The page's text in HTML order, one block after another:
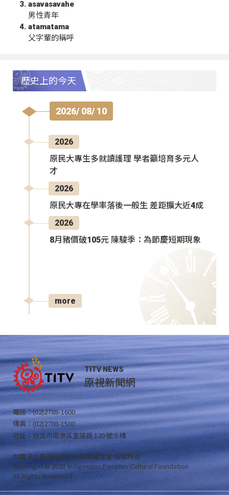
asavasavahe
男性青年
atamatama
父字輩的稱呼
歷史上的今天
2026/ 08/ 10
2026
原民大專生多就讀護理 學者籲培育多元人
才
2026
原民大專在學率落後一般生 差距擴大近4成
2026
8月豬價破105元 陳駿季：為節慶短期現象
more
TITV NEWS
原視新聞網
電話：(02)2788-1600
傳真：(02)2788-1500
地址：台北市南港區重陽路 120 號 5 樓
財團法人原住民族文化事業基金會 版權所有
Copyright © 2021 Indigenous Peoples Cultural Foundation
All Rights Reserved .